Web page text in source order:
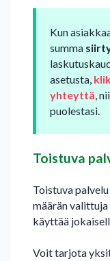
Kun
summa
asetusta,
yhteyttä ,
puolestasi.
Toistuva
Toistuva
määrän
käyttää
Voit tarjota